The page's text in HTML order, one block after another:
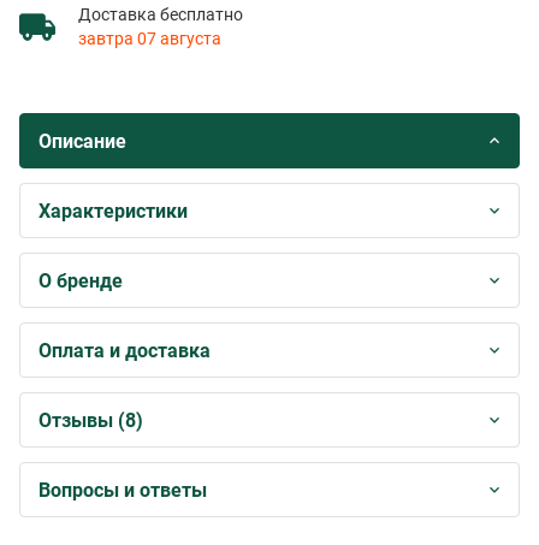
Доставка бесплатно
завтра 07 августа
Описание
Характеристики
О бренде
Оплата и доставка
Отзывы (8)
Вопросы и ответы